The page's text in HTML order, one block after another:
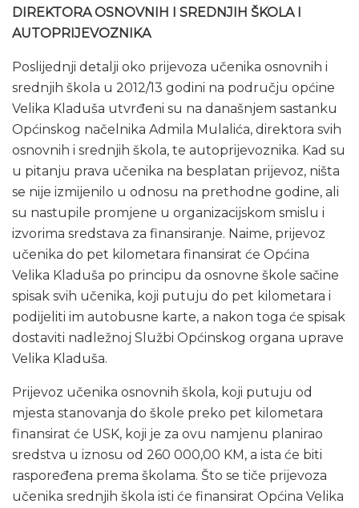
DIREKTORA OSNOVNIH I SREDNJIH ŠKOLA I
AUTOPRIJEVOZNIKA
Poslijednji detalji oko prijevoza učenika osnovnih i
srednjih škola u 2012/13 godini na području općine
Velika Kladuša utvrđeni su na današnjem sastanku
Općinskog načelnika Admila Mulalića, direktora svih
osnovnih i srednjih škola, te autoprijevoznika. Kad su
u pitanju prava učenika na besplatan prijevoz, ništa
se nije izmijenilo u odnosu na prethodne godine, ali
su nastupile promjene u organizacijskom smislu i
izvorima sredstava za finansiranje. Naime, prijevoz
učenika do pet kilometara finansirat će Općina
Velika Kladuša po principu da osnovne škole sačine
spisak svih učenika, koji putuju do pet kilometara i
podijeliti im autobusne karte, a nakon toga će spisak
dostaviti nadležnoj Službi Općinskog organa uprave
Velika Kladuša.
Prijevoz učenika osnovnih škola, koji putuju od
mjesta stanovanja do škole preko pet kilometara
finansirat će USK, koji je za ovu namjenu planirao
sredstva u iznosu od 260 000,00 KM, a ista će biti
raspoređena prema školama. Što se tiče prijevoza
učenika srednjih škola isti će finansirat Općina Velika